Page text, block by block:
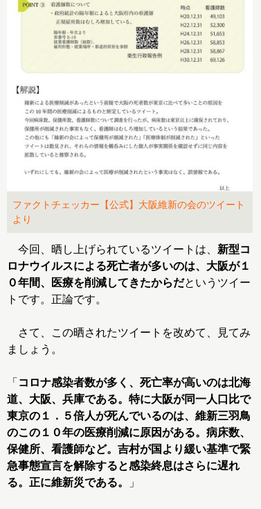
ファクトチェッカー【公式】大阪維新の会のツイート
より
今回、晒し上げられているツイートは、 新型コ
ロナウイルスによる死亡者が多いのは、大阪が１
０年間、医療を削減してきたからだというツイー
トです。正論です。
さて、この晒されたツイートを改めて、見てみ
ましょう。
「 コロナ感染者数が多く、死亡率が高いのは北海
道、大阪、兵庫である。特に大阪が同一人口比で
東京の１．５倍人が死んでいるのは、維新三羽鳥
のこの１０年の医療削減に原因がある。病床数、
保健所、看護師など。吉村が国より緩い基準で緊
急事態宣言を解除すると感染終息はさらに遅れ
る。正に維新災である。
」